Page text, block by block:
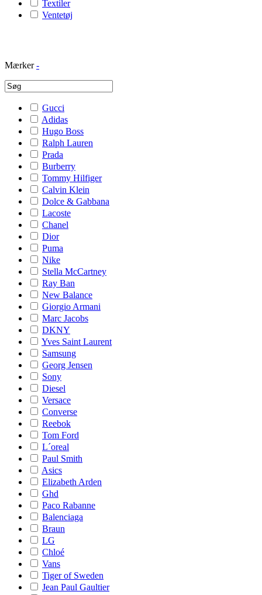
Textiler
Ventetøj
Mærker -
Gucci
Adidas
Hugo Boss
Ralph Lauren
Prada
Burberry
Tommy Hilfiger
Calvin Klein
Dolce & Gabbana
Lacoste
Chanel
Dior
Puma
Nike
Stella McCartney
Ray Ban
New Balance
Giorgio Armani
Marc Jacobs
DKNY
Yves Saint Laurent
Samsung
Georg Jensen
Sony
Diesel
Versace
Converse
Reebok
Tom Ford
L´oreal
Paul Smith
Asics
Elizabeth Arden
Ghd
Paco Rabanne
Balenciaga
Braun
LG
Chloé
Vans
Tiger of Sweden
Jean Paul Gaultier